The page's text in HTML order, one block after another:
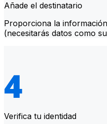
Añade el destinatario
Proporciona la
(necesitarás datos como
Verifica tu identidad